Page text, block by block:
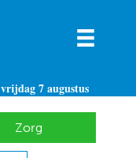
vrijdag 7 augustus
Zorg